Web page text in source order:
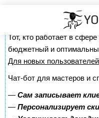
Сервис онлайн-
Тот, кто работает в
бюджетный и
Для новых пользователей
Чат-бот для мастеров и
— Сам записывает
— Персонализирует